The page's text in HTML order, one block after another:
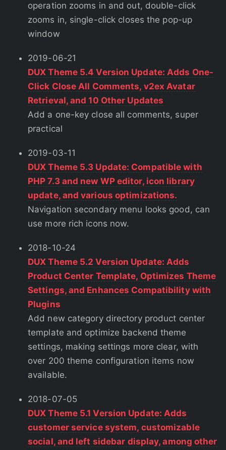
operation zooms in and out, double-click
zooms in, single-click closes the pop-up
window
2019-06-21
DUX Theme 5.4 Version Update: Adds One-
Click Close All Comments, v2ex Avatar
Retrieval, and 10 Other Updates
Add a one-key close all comments, super
practical
2019-03-11
DUX Theme 5.3 Update: Compatible with
PHP 7.3 and new WP editor, icon library
update, and various optimizations.
Navigation secondary menu looks good, can
use more rich icons now.
2018-10-24
DUX Theme 5.2 Version Update: Adds
Product Center Template, Optimizes Theme
Settings, and Enhances Compatibility with
Plugins
Add new category directory product center
template and optimize backend theme
settings, making settings more clear, with
over 200 theme configuration items now
available.
2018-07-05
DUX Theme 5.1 Version Update: Adds
customer service system, customizable
social, and left sidebar display, among other